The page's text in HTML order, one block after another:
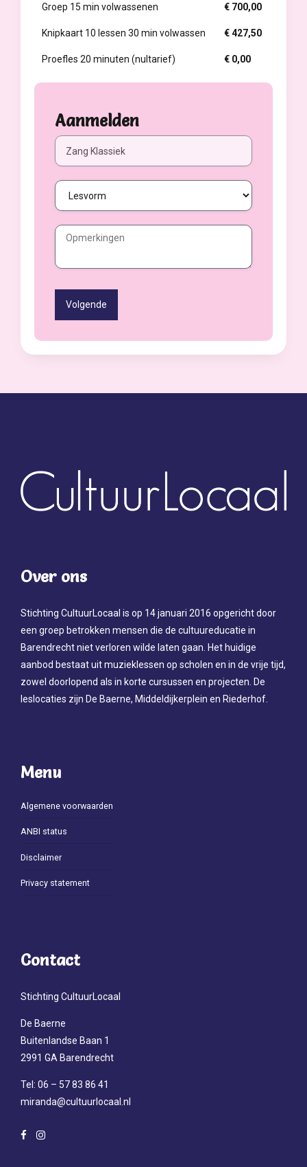
Groep 15 min volwassenen € 700,00
Knipkaart 10 lessen 30 min volwassen € 427,50
Proefles 20 minuten (nultarief) € 0,00
Aanmelden
Volgende
Over ons
Stichting CultuurLocaal is op 14 januari 2016 opgericht door
een groep betrokken mensen die de cultuureducatie in
Barendrecht niet verloren wilde laten gaan. Het huidige
aanbod bestaat uit muzieklessen op scholen en in de vrije tijd,
zowel doorlopend als in korte cursussen en projecten. De
leslocaties zijn De Baerne, Middeldijkerplein en Riederhof.
Menu
Algemene voorwaarden
ANBI status
Disclaimer
Privacy statement
Contact
Stichting CultuurLocaal
De Baerne
Buitenlandse Baan 1
2991 GA Barendrecht
Tel: 06 – 57 83 86 41
miranda@cultuurlocaal.nl